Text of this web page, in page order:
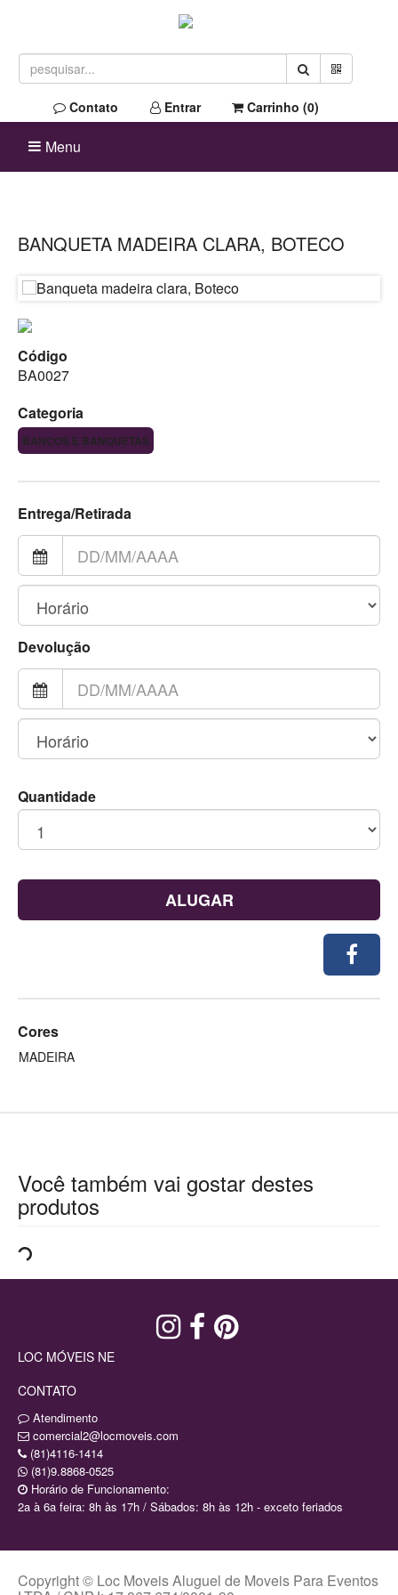
Contato Entrar Carrinho (0)
Menu
BANQUETA MADEIRA CLARA, BOTECO
Código
BA0027
Categoria
BANCOS E BANQUETAS
Entrega/Retirada
Devolução
Quantidade
ALUGAR
Cores
MADEIRA
Você também vai gostar destes
produtos
LOC MÓVEIS NE
CONTATO
Atendimento
comercial2@locmoveis.com
(81)4116-1414
(81)9.8868-0525
Horário de Funcionamento:
2a à 6a feira: 8h às 17h / Sábados: 8h às 12h - exceto feriados
Copyright © Loc Moveis Aluguel de Moveis Para Eventos